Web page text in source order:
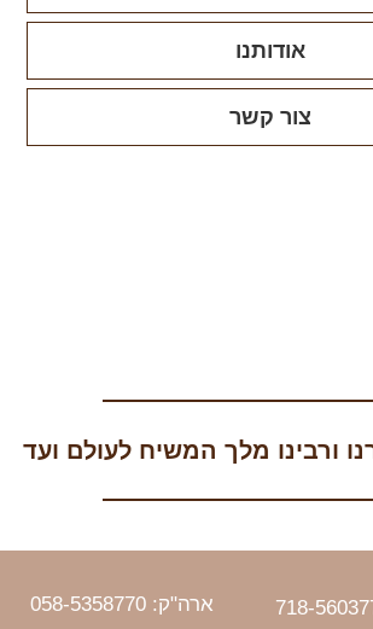
אודותנו
צור קשר
ורבינו מלך המשיח לעולם ועד
ארה"ק: 058-5358770